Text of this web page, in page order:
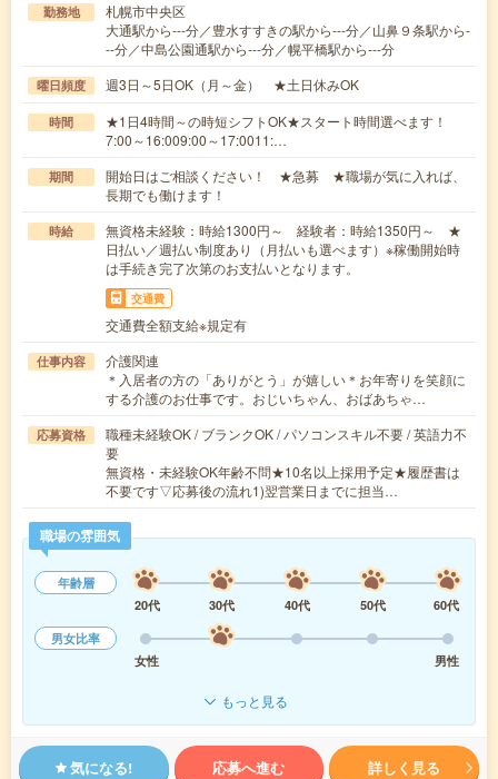
勤務地
札幌市中央区
大通駅から---分／豊水すすきの駅から---分／山鼻９条駅から-
--分／中島公園通駅から---分／幌平橋駅から---分
曜日頻度 週3日～5日OK（月～金） ★土日休みOK
時間
★1日4時間～の時短シフトOK★スタート時間選べます！
7:00～16:009:00～17:0011:…
期間
開始日はご相談ください！ ★急募 ★職場が気に入れば、
長期でも働けます！
時給
無資格未経験：時給1300円～ 経験者：時給1350円～ ★
日払い／週払い制度あり（月払いも選べます）※稼働開始時
は手続き完了次第のお支払いとなります。
交通費
交通費全額支給※規定有
仕事内容
介護関連
＊入居者の方の「ありがとう」が嬉しい＊お年寄りを笑顔に
する介護のお仕事です。おじいちゃん、おばあちゃ…
応募資格
職種未経験OK / ブランクOK / パソコンスキル不要 / 英語力不
要
無資格・未経験OK年齢不問★10名以上採用予定★履歴書は
不要です▽応募後の流れ1)翌営業日までに担当…
職場の雰囲気
年齢層
20代
30代 40代 50代
60代
男女比率
女性
男性
もっと見る
気になる! 応募へ進む 詳しく見る